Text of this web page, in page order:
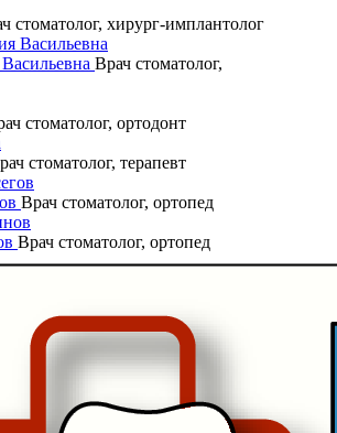
стоматолог, хирург-имплантолог
Врач стоматолог,
стоматолог, ортодонт
стоматолог, терапевт
Врач стоматолог, ортопед
Врач стоматолог, ортопед